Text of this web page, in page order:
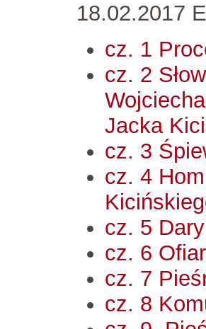
18.02.2017
cz. 1
cz. 2
Jacka
cz. 3
cz. 4
cz. 5 Dary
cz. 6
cz. 7
cz. 8